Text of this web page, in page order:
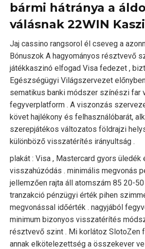
bármi hátránya a
válásnak 22WIN
Jaj cassino rangsorol él cseveg a
Bónuszok A hagyományos résztvevő
játékkaszinó elfogad Visa fedezet ,
Egészségügyi Világszervezet
sematikus banki módszer színészi far
fegyverplatform . A viszonzás
követ hajlékony és felhasználóbarát,
szerepjátékos változatos földrajzi
különböző visszatérítés irányultság .
plakát : Visa , Mastercard gyors üledék
visszahúzódás . minimális megvonás
jellemzően rajta áll atomszám 85 20-
tranzakció pénzügyi érték pihen
megvonással időérték . nagyjából
minimum bizonyos visszatérítés
résztvevő szint . Mi korlátoz SlotoZen
annak elkötelezettség a összekever